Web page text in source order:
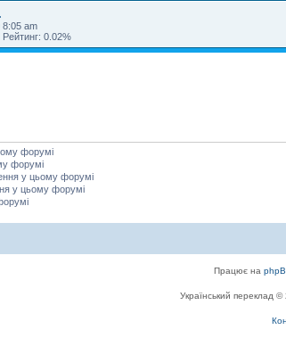
8:05 am
Рейтинг: 0.02%
форумі
форумі
у цьому форумі
у цьому форумі
Працює на
Український переклад